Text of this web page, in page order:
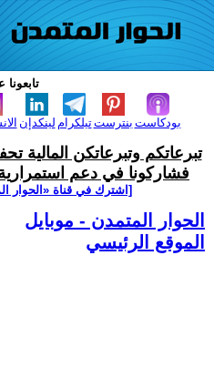
تابعونا
لينكدإن تيلكرامبنترست بودكاست
تبرعاتكم وتبرعاتكن المالية
فشاركونا في دعم
[اشترك في قناة ‫«الحوار
الحوار المتمدن - موبايل
الموقع الرئيسي